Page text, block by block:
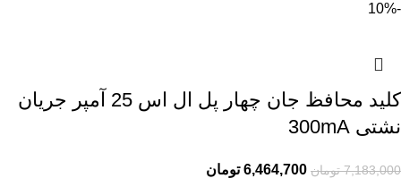
-10%
کلید محافظ جان چهار پل ال اس 25 آمپر جریان
نشتی 300mA
7,183,000 تومان 6,464,700 تومان